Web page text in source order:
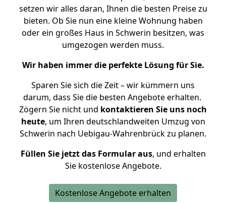
setzen wir alles daran, Ihnen die besten Preise zu
bieten. Ob Sie nun eine kleine Wohnung haben
oder ein großes Haus in Schwerin besitzen, was
umgezogen werden muss.
Wir haben immer die perfekte Lösung für Sie.
Sparen Sie sich die Zeit – wir kümmern uns
darum, dass Sie die besten Angebote erhalten.
Zögern Sie nicht und kontaktieren Sie uns noch
heute, um Ihren deutschlandweiten Umzug von
Schwerin nach Uebigau-Wahrenbrück zu planen.
Füllen Sie jetzt das Formular aus, und erhalten
Sie kostenlose Angebote.
Kostenlose Angebote erhalten